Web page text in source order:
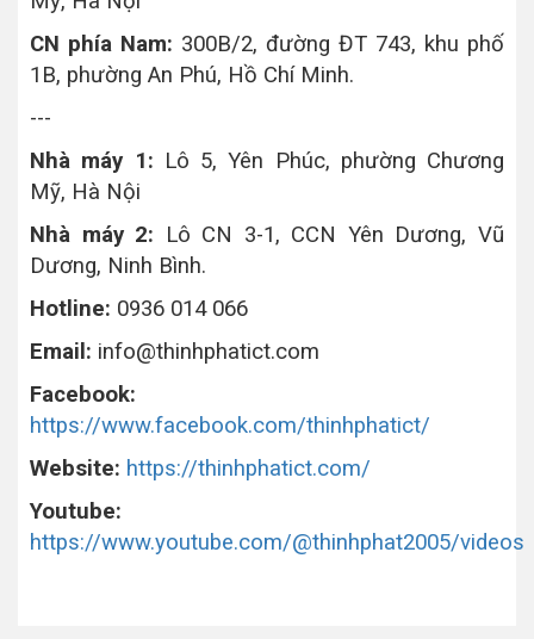
CN phía Nam: 300B/2, đường ĐT 743, khu phố
1B, phường An Phú, Hồ Chí Minh.
---
Nhà máy 1: Lô 5, Yên Phúc, phường Chương
Mỹ, Hà Nội
Nhà máy 2: Lô CN 3-1, CCN Yên Dương, Vũ
Dương, Ninh Bình.
Hotline: 0936 014 066
Email: info@thinhphatict.com
Facebook:
https://www.facebook.com/thinhphatict/
Website: https://thinhphatict.com/
Youtube:
https://www.youtube.com/@thinhphat2005/videos